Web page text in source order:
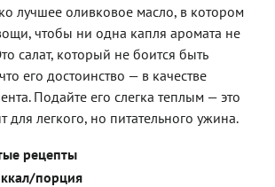
лучшее оливковое масло, в котором
чтобы ни одна капля аромата не
салат, который не боится быть
его достоинство — в качестве
Подайте его слегка теплым — это
для легкого, но питательного ужина.
рецепты
порция